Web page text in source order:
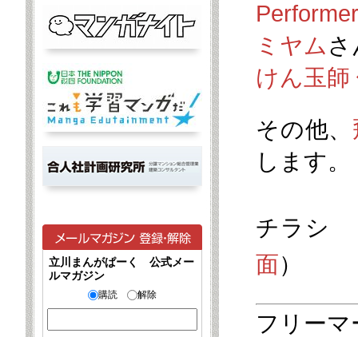
ミヤム
けん玉師
その他、
します。
チラシ
面 ）
フリー
立川まんがぱーく 公式メー
ルマガジン
購読 解除